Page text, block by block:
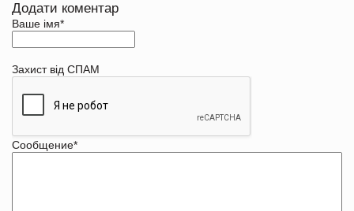
Додати коментар
Ваше імя*
Захист від СПАМ
Сообщение*